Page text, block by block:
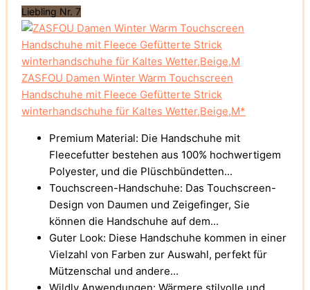
Liebling Nr. 7
ZASFOU Damen Winter Warm Touchscreen
Handschuhe mit Fleece Gefütterte Strick
winterhandschuhe für Kaltes Wetter,Beige,M*
Premium Material: Die Handschuhe mit
Fleecefutter bestehen aus 100% hochwertigem
Polyester, und die Plüschbündetten...
Touchscreen-Handschuhe: Das Touchscreen-
Design von Daumen und Zeigefinger, Sie
können die Handschuhe auf dem...
Guter Look: Diese Handschuhe kommen in einer
Vielzahl von Farben zur Auswahl, perfekt für
Mützenschal und andere...